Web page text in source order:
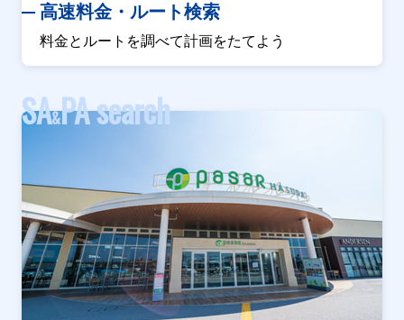
高速料金・ルート検索
料金とルートを調べて計画をたてよう
SA&PA search